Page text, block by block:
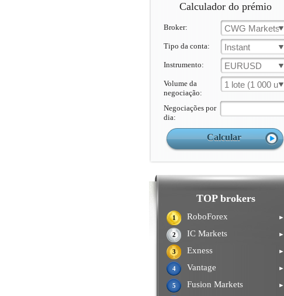
Calculador do prémio
Broker: CWG Markets
Tipo da conta: Instant
Instrumento: EURUSD
Volume da
negociação:
1 lote (1 000 un.)
Negociações por
dia:
TOP brokers
1 RoboForex ►
2 IC Markets ►
3 Exness ►
4 Vantage ►
5 Fusion Markets ►